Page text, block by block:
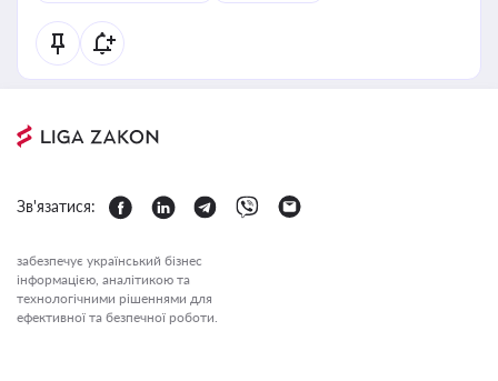
Зв'язатися:
забезпечує український бізнес
інформацією, аналітикою та
технологічними рішеннями для
ефективної та безпечної роботи.